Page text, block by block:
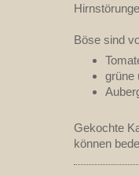
Böse sind
grüne
Gekochte
können